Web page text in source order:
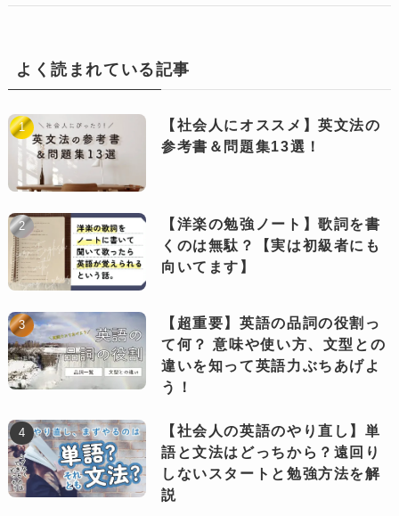
よく読まれている記事
【社会人にオススメ】英文法の
参考書＆問題集13選！
【洋楽の勉強ノート】歌詞を書
くのは無駄？【実は初級者にも
向いてます】
【超重要】英語の品詞の役割っ
て何？ 意味や使い方、文型との
違いを知って英語力ぶちあげよ
う！
【社会人の英語のやり直し】単
語と文法はどっちから？遠回り
しないスタートと勉強方法を解
説